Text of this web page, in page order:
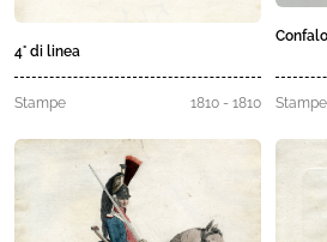
4° di linea
Stampe 1810 - 1810 Stampe